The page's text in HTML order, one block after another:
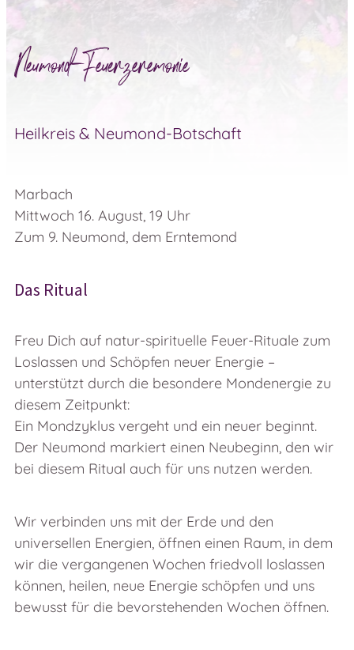
Neumond-Feuerzeremonie
Heilkreis & Neumond-Botschaft
Marbach
Mittwoch 16. August, 19 Uhr
Zum 9. Neumond, dem Erntemond
Das Ritual
Freu Dich auf natur-spirituelle Feuer-Rituale zum
Loslassen und Schöpfen neuer Energie –
unterstützt durch die besondere Mondenergie zu
diesem Zeitpunkt:
Ein Mondzyklus vergeht und ein neuer beginnt.
Der Neumond markiert einen Neubeginn, den wir
bei diesem Ritual auch für uns nutzen werden.
Wir verbinden uns mit der Erde und den
universellen Energien, öffnen einen Raum, in dem
wir die vergangenen Wochen friedvoll loslassen
können, heilen, neue Energie schöpfen und uns
bewusst für die bevorstehenden Wochen öffnen.